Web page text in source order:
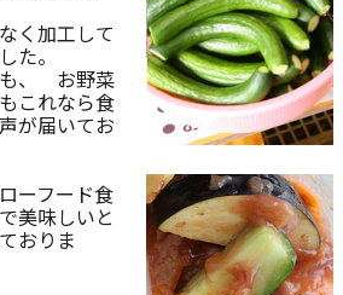
く加工して
た。
も、 お野菜
これなら食
が届いてお
ーフード食
美味しいと
おりま